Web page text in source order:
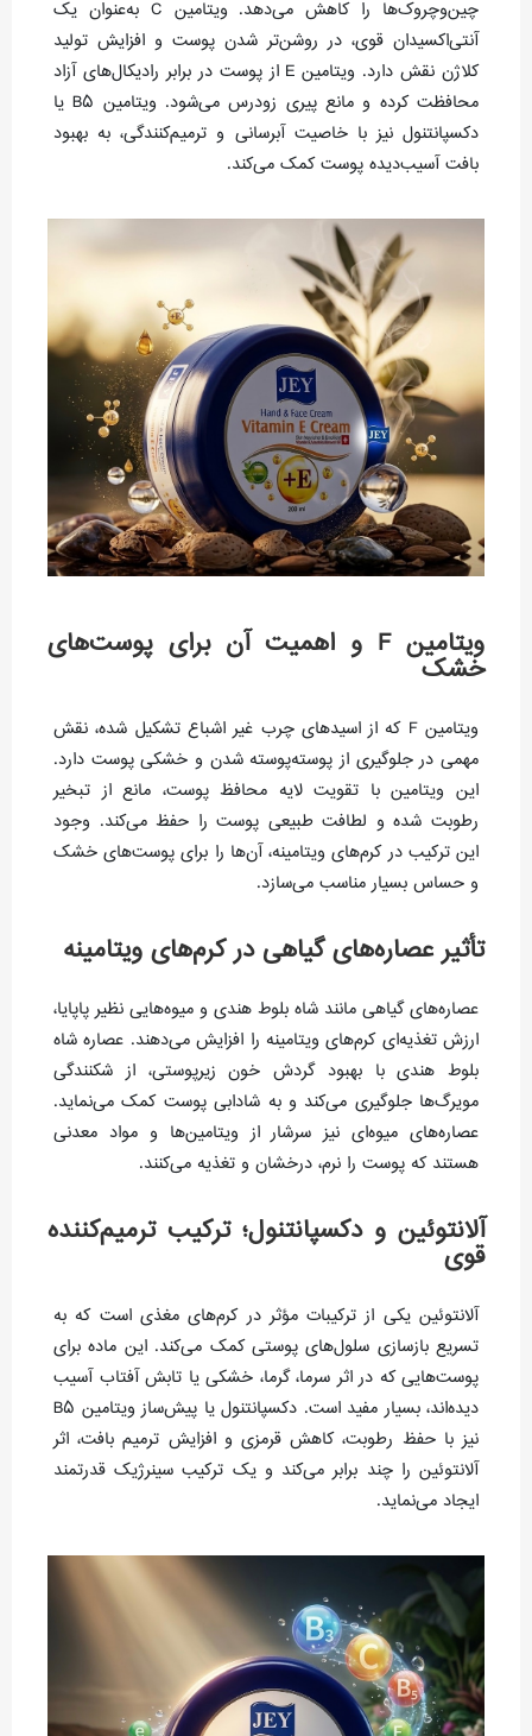
چین‌وچروک‌ها را کاهش می‌دهد. ویتامین C به‌عنوان یک
آنتی‌اکسیدان قوی، در روشن‌تر شدن پوست و افزایش تولید
کلاژن نقش دارد. ویتامین E از پوست در برابر رادیکال‌های آزاد
محافظت کرده و مانع پیری زودرس می‌شود. ویتامین B5 یا
دکسپانتنول نیز با خاصیت آبرسانی و ترمیم‌کنندگی، به بهبود
بافت آسیب‌دیده پوست کمک می‌کند.
ویتامین F و اهمیت آن برای پوست‌های
خشک
ویتامین F که از اسیدهای چرب غیر اشباع تشکیل شده، نقش
مهمی در جلوگیری از پوسته‌پوسته شدن و خشکی پوست دارد.
این ویتامین با تقویت لایه محافظ پوست، مانع از تبخیر
رطوبت شده و لطافت طبیعی پوست را حفظ می‌کند. وجود
این ترکیب در کرم‌های ویتامینه، آن‌ها را برای پوست‌های خشک
و حساس بسیار مناسب می‌سازد.
تأثیر عصاره‌های گیاهی در کرم‌های ویتامینه
عصاره‌های گیاهی مانند شاه بلوط هندی و میوه‌هایی نظیر پاپایا،
ارزش تغذیه‌ای کرم‌های ویتامینه را افزایش می‌دهند. عصاره شاه
بلوط هندی با بهبود گردش خون زیرپوستی، از شکنندگی
مویرگ‌ها جلوگیری می‌کند و به شادابی پوست کمک می‌نماید.
عصاره‌های میوه‌ای نیز سرشار از ویتامین‌ها و مواد معدنی
هستند که پوست را نرم، درخشان و تغذیه می‌کنند.
آلانتوئین و دکسپانتنول؛ ترکیب ترمیم‌کننده
قوی
آلانتوئین یکی از ترکیبات مؤثر در کرم‌های مغذی است که به
تسریع بازسازی سلول‌های پوستی کمک می‌کند. این ماده برای
پوست‌هایی که در اثر سرما، گرما، خشکی یا تابش آفتاب آسیب
دیده‌اند، بسیار مفید است. دکسپانتنول یا پیش‌ساز ویتامین B5
نیز با حفظ رطوبت، کاهش قرمزی و افزایش ترمیم بافت، اثر
آلانتوئین را چند برابر می‌کند و یک ترکیب سینرژیک قدرتمند
ایجاد می‌نماید.